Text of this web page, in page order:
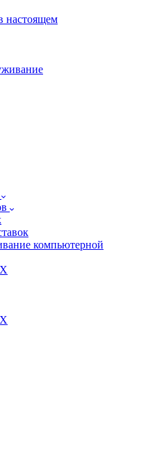
настоящем
компьютерной